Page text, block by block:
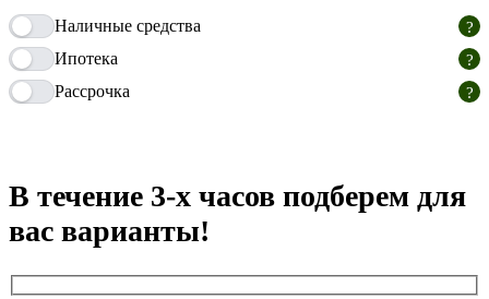
Наличные средства
Ипотека
Рассрочка
В течение 3-х часов подберем для
вас варианты!